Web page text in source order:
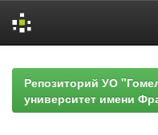
navigationРепозиторий УО
университет имени